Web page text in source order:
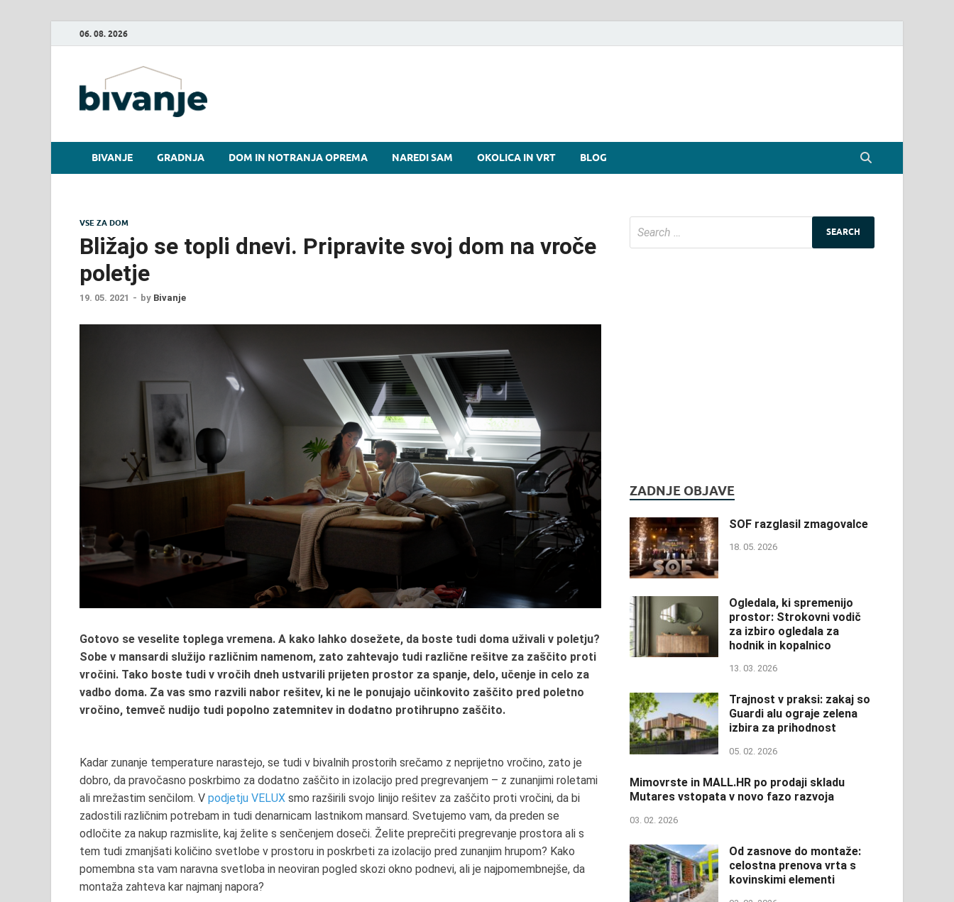
06. 08. 2026
BIVANJE GRADNJA DOM IN NOTRANJA OPREMA NAREDI SAM OKOLICA IN VRT BLOG
VSE ZA DOM
Bližajo se topli dnevi. Pripravite svoj dom na vroče
poletje
19. 05. 2021 - by Bivanje
Gotovo se veselite toplega vremena. A kako lahko dosežete, da boste tudi doma uživali v poletju?
Sobe v mansardi služijo različnim namenom, zato zahtevajo tudi različne rešitve za zaščito proti
vročini. Tako boste tudi v vročih dneh ustvarili prijeten prostor za spanje, delo, učenje in celo za
vadbo doma. Za vas smo razvili nabor rešitev, ki ne le ponujajo učinkovito zaščito pred poletno
vročino, temveč nudijo tudi popolno zatemnitev in dodatno protihrupno zaščito.
Kadar zunanje temperature narastejo, se tudi v bivalnih prostorih srečamo z neprijetno vročino, zato je
dobro, da pravočasno poskrbimo za dodatno zaščito in izolacijo pred pregrevanjem – z zunanjimi roletami
ali mrežastim senčilom. V podjetju VELUX smo razširili svojo linijo rešitev za zaščito proti vročini, da bi
zadostili različnim potrebam in tudi denarnicam lastnikom mansard. Svetujemo vam, da preden se
odločite za nakup razmislite, kaj želite s senčenjem doseči. Želite preprečiti pregrevanje prostora ali s
tem tudi zmanjšati količino svetlobe v prostoru in poskrbeti za izolacijo pred zunanjim hrupom? Kako
pomembna sta vam naravna svetloba in neoviran pogled skozi okno podnevi, ali je najpomembnejše, da
montaža zahteva kar najmanj napora?
ZADNJE OBJAVE
SOF razglasil zmagovalce
18. 05. 2026
Ogledala, ki spremenijo
prostor: Strokovni vodič
za izbiro ogledala za
hodnik in kopalnico
13. 03. 2026
Trajnost v praksi: zakaj so
Guardi alu ograje zelena
izbira za prihodnost
05. 02. 2026
Mimovrste in MALL.HR po prodaji skladu
Mutares vstopata v novo fazo razvoja
03. 02. 2026
Od zasnove do montaže:
celostna prenova vrta s
kovinskimi elementi